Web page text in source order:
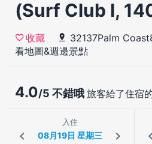
(Surf Club I,
收藏 32137Palm
看地圖&週邊景點
4.0/5 不錯哦 旅客給了住宿
入住